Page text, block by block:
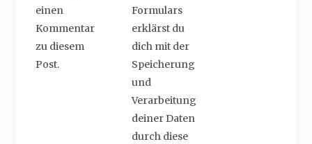
einen
Kommentar
zu diesem
Post.
Formulars
erklärst du
dich mit der
Speicherung
und
Verarbeitung
deiner Daten
durch diese